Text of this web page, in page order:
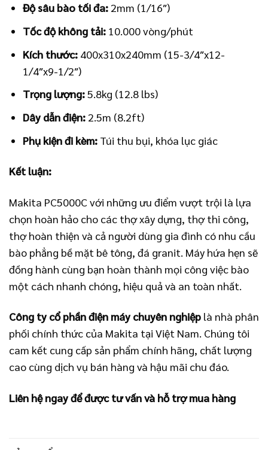
Độ sâu bào tối đa:2mm (1/16″)
Tốc độ không tải: 10.000 vòng/phút
Kích thước: 400x310x240mm (15-3/4″x12-
1/4″x9-1/2″)
Trọng lượng:5.8kg (12.8 lbs)
Dây dẫn điện:2.5m (8.2ft)
Phụ kiện đi kèm: Túi thu bụi, khóa lục giác
Kết luận:
Makita PC5000C với những ưu điểm vượt trội là lựa
chọn hoàn hảo cho các thợ xây dựng, thợ thi công,
thợ hoàn thiện và cả người dùng gia đình có nhu cầu
bào phẳng bề mặt bê tông, đá granit. Máy hứa hẹn sẽ
đồng hành cùng bạn hoàn thành mọi công việc bào
một cách nhanh chóng, hiệu quả và an toàn nhất.
Công ty cổ phần điện máy chuyên nghiệp là nhà phân
phối chính thức của Makita tại Việt Nam. Chúng tôi
cam kết cung cấp sản phẩm chính hãng, chất lượng
cao cùng dịch vụ bán hàng và hậu mãi chu đáo.
Liên hệ ngay để được tư vấn và hỗ trợ mua hàng